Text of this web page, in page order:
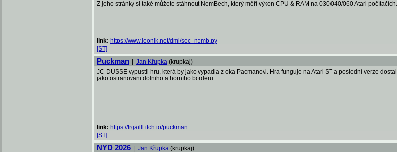
Z jeho stránky si také můžete stáhnout NemBech, který měří výkon CPU & RAM na 030/040/060 Atari počítačích.
link: https://www.leonik.net/dml/sec_nemb.py
[ST]
Puckman Jan Křupka (krupkaj)
JC-DUSSE vypustil hru, která by jako vypadla z oka Pacmanovi. Hra funguje na Atari ST a poslední verze
jako ostraňování dolního a horního borderu.
link: https://frgailll.itch.io/puckman
[ST]
NYD 2026 Jan Křupka (krupkaj)